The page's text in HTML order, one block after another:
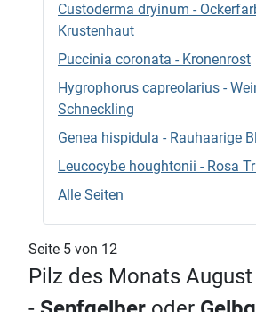
Custoderma dryinum -
Krustenhaut
Puccinia coronata - Kronenrost
Hygrophorus capreolarius -
Schneckling
Genea hispidula - Rauhaarige
Leucocybe houghtonii - Rosa
Alle Seiten
Seite 5 von 12
Pilz des Monats